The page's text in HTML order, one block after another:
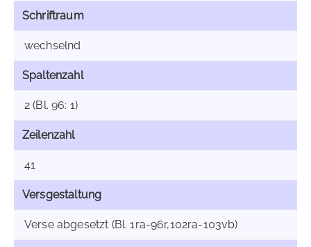
Schriftraum
wechselnd
Spaltenzahl
2 (Bl. 96: 1)
Zeilenzahl
41
Versgestaltung
Verse abgesetzt (Bl. 1ra-96r,102ra-103vb)